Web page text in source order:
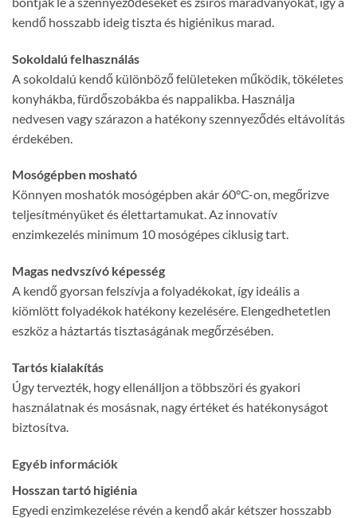
kendő hosszabb ideig tiszta és higiénikus marad.
Sokoldalú felhasználás
A sokoldalú kendő különböző felületeken működik, tökéletes
konyhákba, fürdőszobákba és nappalikba. Használja
nedvesen vagy szárazon a hatékony szennyeződés eltávolítás
érdekében.
Mosógépben mosható
Könnyen moshatók mosógépben akár 60°C-on, megőrizve
teljesítményüket és élettartamukat. Az innovatív
enzimkezelés minimum 10 mosógépes ciklusig tart.
Magas nedvszívó képesség
A kendő gyorsan felszívja a folyadékokat, így ideális a
kiömlött folyadékok hatékony kezelésére. Elengedhetetlen
eszköz a háztartás tisztaságának megőrzésében.
Tartós kialakítás
Úgy tervezték, hogy ellenálljon a többszöri és gyakori
használatnak és mosásnak, nagy értéket és hatékonyságot
biztosítva.
Egyéb információk
Hosszan tartó higiénia
Egyedi enzimkezelése révén a kendő akár kétszer hosszabb